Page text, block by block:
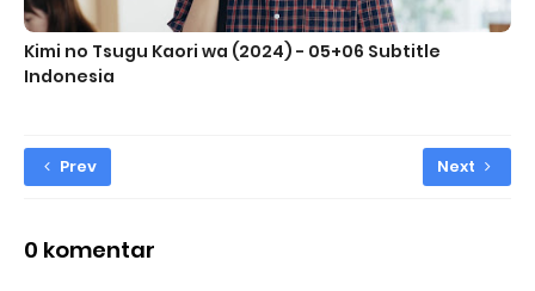
Kimi no Tsugu Kaori wa (2024) - 05+06 Subtitle
Indonesia
Prev Next
0 komentar